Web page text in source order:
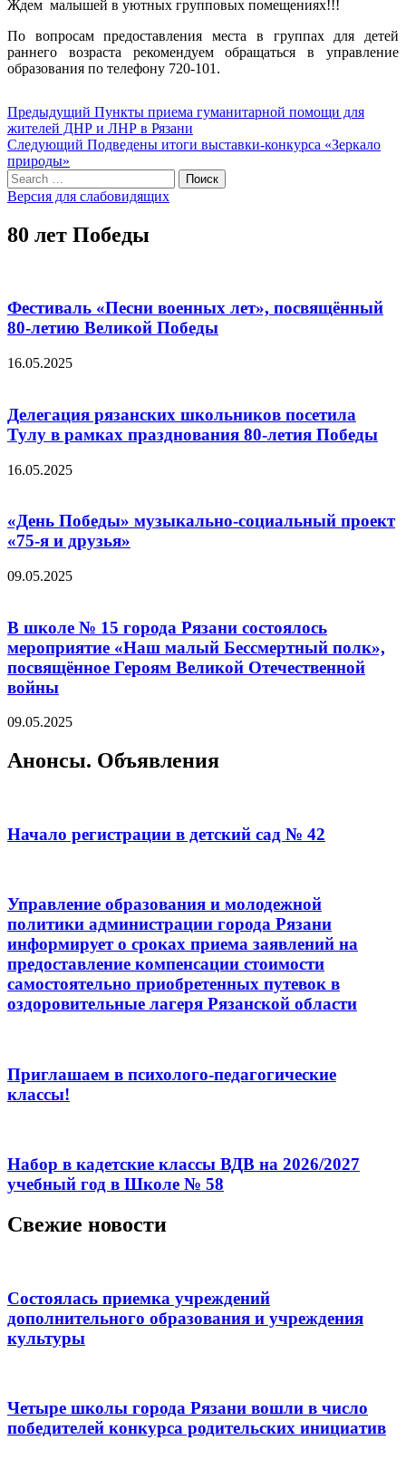
Ждем малышей в уютных групповых помещениях!!!
По вопросам предоставления места в группах для детей
раннего возраста рекомендуем обращаться в управление
образования по телефону 720-101.
Навигация
по
записям
Предыдущий Предыдущий
пост:
Пункты приема гуманитарной помощи для
жителей ДНР и ЛНР в Рязани
Следующий Следующий
Подведены итоги выставки-конкурса «Зеркало
природы»
Search
for:
Поиск
Версия для слабовидящих
80 лет Победы
Фестиваль «Песни военных лет», посвящённый
80-летию Великой Победы
16.05.2025
Делегация рязанских школьников посетила
Тулу в рамках празднования 80-летия Победы
16.05.2025
«День Победы» музыкально-социальный проект
«75-я и друзья»
09.05.2025
В школе № 15 города Рязани состоялось
мероприятие «Наш малый Бессмертный полк»,
посвящённое Героям Великой Отечественной
войны
09.05.2025
Анонсы. Объявления
Начало регистрации в детский сад № 42
Управление образования и молодежной
политики администрации города Рязани
информирует о сроках приема заявлений на
предоставление компенсации стоимости
самостоятельно приобретенных путевок в
оздоровительные лагеря Рязанской области
Приглашаем в психолого-педагогические
классы!
Набор в кадетские классы ВДВ на 2026/2027
учебный год в Школе № 58
Свежие новости
Состоялась приемка учреждений
дополнительного образования и учреждения
культуры
Четыре школы города Рязани вошли в число
победителей конкурса родительских инициатив